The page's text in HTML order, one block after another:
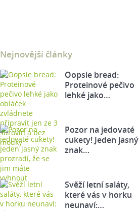
Nejnovější články
Oopsie bread:
Proteinové pečivo
lehké jako…
Pozor na jedovaté
cukety! Jeden jasný
znak…
Svěží letní saláty,
které vás v horku
neunaví:…